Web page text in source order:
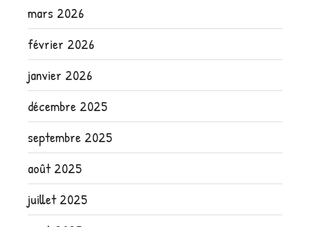
mars 2026
février 2026
janvier 2026
décembre 2025
septembre 2025
août 2025
juillet 2025